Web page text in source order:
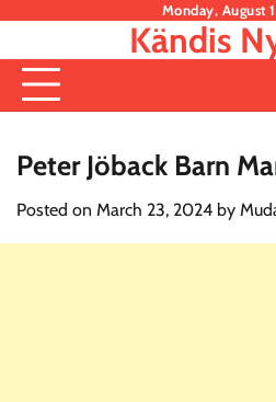
content
Monday, August
Kändis
Peter Jöback Barn
Posted on March 23, 2024 by